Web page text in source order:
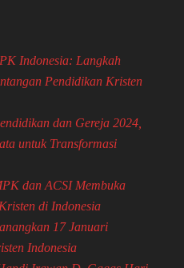
Indonesia: Langkah
Pendidikan Kristen
dan Gereja 2024,
untuk Transformasi
dan ACSI Membuka
di Indonesia
17 Januari
Indonesia